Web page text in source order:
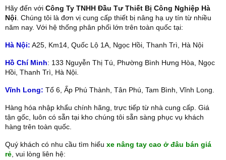
Hãy đến với Công Ty TNHH Đầu Tư Thiết Bị Công Nghiệp Hà
Nội . Chúng tôi là đơn vị cung cấp thiết bị nâng hạ uy tín từ nhiều
năm nay. Với hệ thống phân phối lớn trên toàn quốc tại:
Hà Nội: A25, Km14, Quốc Lộ 1A, Ngọc Hồi, Thanh Trì, Hà Nội
Hồ Chí Minh: 133 Nguyễn Thị Tú, Phường Bình Hưng Hòa, Ngọc
Hồi, Thanh Trì, Hà Nội.
Vĩnh Long: Tổ 6, Ấp Phú Thành, Tân Phú, Tam Bình, Vĩnh Long.
Hàng hóa nhập khẩu chính hãng, trực tiếp từ nhà cung cấp. Giá
tận gốc, luôn có sẵn tại kho chúng tôi sẵn sàng phục vụ khách
hàng trên toàn quốc.
Quý khách có nhu cầu tìm hiểu xe nâng tay cao ở đâu bán giá
rẻ , vui lòng liên hệ: